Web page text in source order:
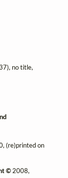
no title,
(re)printed on
© 2008,